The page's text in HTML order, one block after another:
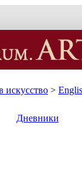
искусство >
Дневники